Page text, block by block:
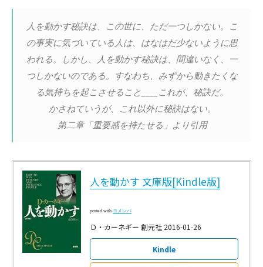
人を動かす秘訣は、この世に、ただ一つしかない。こ
の事実に気づいている人は、はなはだ少ないように思
われる。しかし、人を動かす秘訣は、間違いなく、一
つしかないのである。すなわち、みずから動きたくな
る気持ちを起こさせること____これが、秘訣だ。
かさねていうが、これ以外に秘訣はない。
第二章「重要感を持たせる」より引用
人を動かす 文庫版[Kindle版]
posted with ヨメレバ
Ｄ・カーネギー 創元社 2016-01-26
Kindle